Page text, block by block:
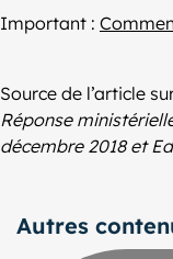
Important :
Source de l’article
Réponse
décembre 2018 et
Autres